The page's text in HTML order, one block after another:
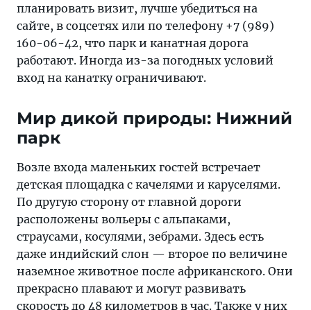
планировать визит, лучше убедиться на
сайте, в соцсетях или по телефону +7 (989)
160-06-42, что парк и канатная дорога
работают. Иногда из-за погодных условий
вход на канатку ограничивают.
Мир дикой природы: Нижний
парк
Возле входа маленьких гостей встречает
детская площадка с качелями и каруселями.
По другую сторону от главной дороги
расположены вольеры с альпаками,
страусами, косулями, зебрами. Здесь есть
даже индийский слон — второе по величине
наземное животное после африканского. Они
прекрасно плавают и могут развивать
скорость до 48 километров в час. Также у них